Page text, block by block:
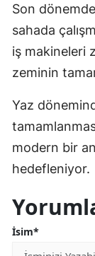
Son
sahada
iş makineleri
zeminin
Yaz
modern bir
hedefleniyor.
İsim*